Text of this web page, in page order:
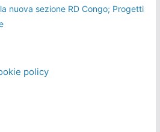
nuova sezione RD Congo; Progetti
policy